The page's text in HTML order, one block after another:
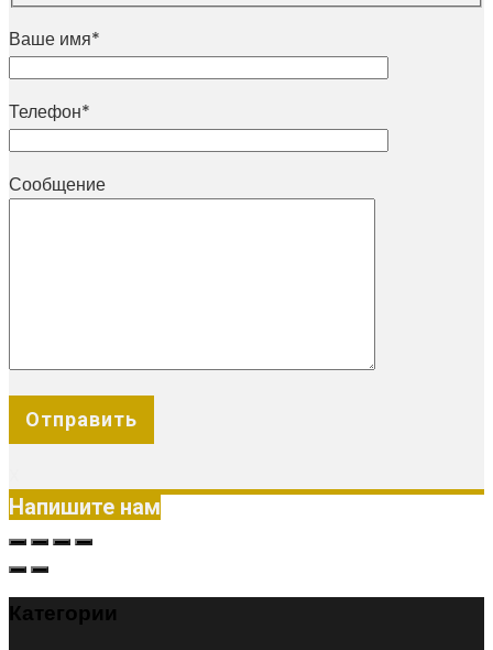
Ваше имя*
Телефон*
Сообщение
Напишите нам
Категории